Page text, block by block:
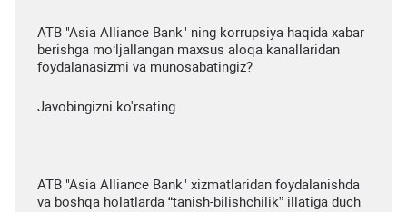
ATB "Asia Alliance Bank" ning korrupsiya haqida xabar
berishga mo‘ljallangan maxsus aloqa kanallaridan
foydalanasizmi va munosabatingiz?
Javobingizni ko'rsating
ATB "Asia Alliance Bank" xizmatlaridan foydalanishda
va boshqa holatlarda “tanish-bilishchilik” illatiga duch